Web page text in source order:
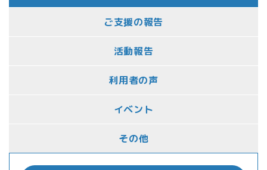
ご支援の報告
活動報告
利用者の声
イベント
その他